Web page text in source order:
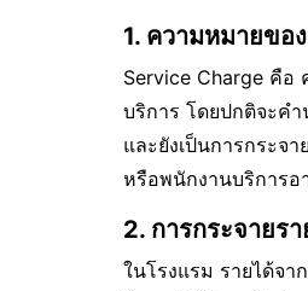
1. ความหมายขอ
Service Charge คือ
บริการ โดยปกติจะค
และยังเป็นการกระจ
หรือพนักงานบริการอ
2. การกระจายร
ในโรงแรม รายได้จ